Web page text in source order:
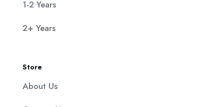
1-2 Years
2+ Years
Store
About Us